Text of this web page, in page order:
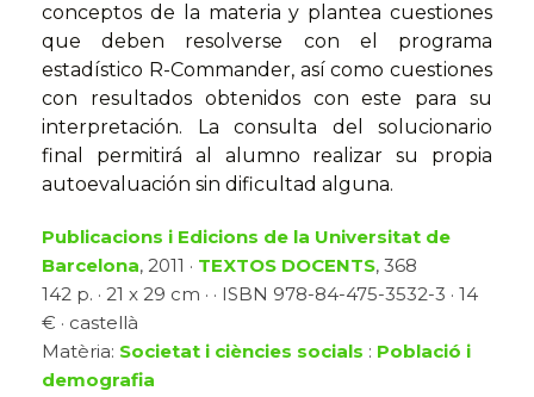
conceptos de la materia y plantea cuestiones
que deben resolverse con el programa
estadístico R-Commander, así como cuestiones
con resultados obtenidos con este para su
interpretación. La consulta del solucionario
final permitirá al alumno realizar su propia
autoevaluación sin dificultad alguna.
Publicacions i Edicions de la Universitat de
Barcelona, 2011 · TEXTOS DOCENTS, 368
142 p. · 21 x 29 cm · · ISBN 978-84-475-3532-3 · 14
€ · castellà
Matèria: Societat i ciències socials : Població i
demografia